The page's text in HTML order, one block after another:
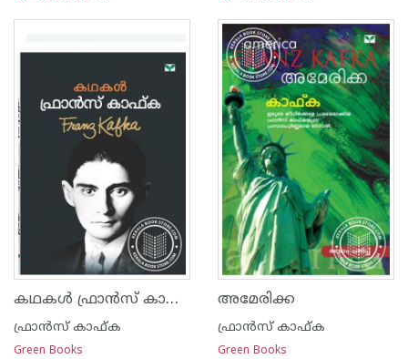
കഥകള്‍ ഫ്രാന്‍സ് കാഫ്ക
ഫ്രാന്‍സ് കാഫ്ക
Green Books
അമേരിക്ക
ഫ്രാന്‍സ് കാഫ്ക
Green Books